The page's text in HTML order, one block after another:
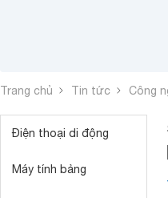
Trang chủ Tin tức Công
Điện thoại di động
Máy tính bảng